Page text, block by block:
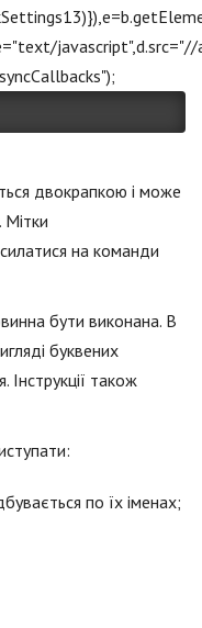
двокрапкою і може
на команди
бути виконана. В
буквених
Інструкції також
по їх іменах;